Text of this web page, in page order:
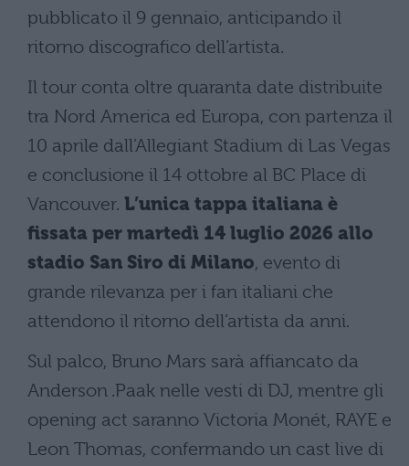
pubblicato il 9 gennaio, anticipando il
ritorno discografico dell’artista.
Il tour conta oltre quaranta date distribuite
tra Nord America ed Europa, con partenza il
10 aprile dall’Allegiant Stadium di Las Vegas
e conclusione il 14 ottobre al BC Place di
Vancouver. L’unica tappa italiana è
fissata per martedì 14 luglio 2026 allo
stadio San Siro di Milano, evento di
grande rilevanza per i fan italiani che
attendono il ritorno dell’artista da anni.
Sul palco, Bruno Mars sarà affiancato da
Anderson .Paak nelle vesti di DJ, mentre gli
opening act saranno Victoria Monét, RAYE e
Leon Thomas, confermando un cast live di